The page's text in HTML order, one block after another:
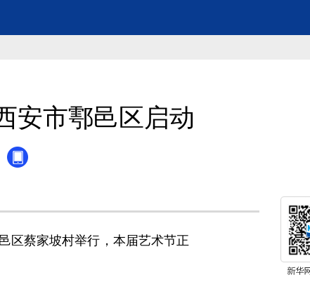
安市鄠邑区启动
区蔡家坡村举行，本届艺术节正